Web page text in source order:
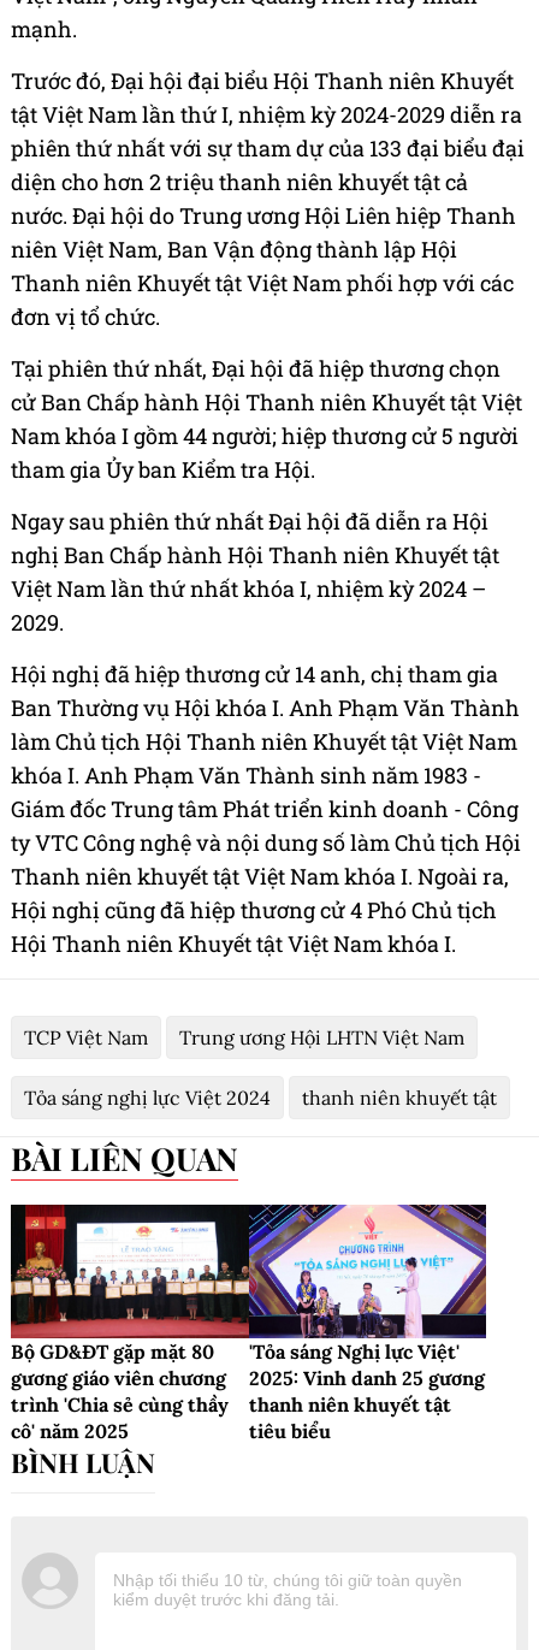
mạnh.
Trước đó, Đại hội đại biểu Hội Thanh niên Khuyết
tật Việt Nam lần thứ I, nhiệm kỳ 2024-2029 diễn ra
phiên thứ nhất với sự tham dự của 133 đại biểu đại
diện cho hơn 2 triệu thanh niên khuyết tật cả
nước. Đại hội do Trung ương Hội Liên hiệp Thanh
niên Việt Nam, Ban Vận động thành lập Hội
Thanh niên Khuyết tật Việt Nam phối hợp với các
đơn vị tổ chức.
Tại phiên thứ nhất, Đại hội đã hiệp thương chọn
cử Ban Chấp hành Hội Thanh niên Khuyết tật Việt
Nam khóa I gồm 44 người; hiệp thương cử 5 người
tham gia Ủy ban Kiểm tra Hội.
Ngay sau phiên thứ nhất Đại hội đã diễn ra Hội
nghị Ban Chấp hành Hội Thanh niên Khuyết tật
Việt Nam lần thứ nhất khóa I, nhiệm kỳ 2024 –
2029.
Hội nghị đã hiệp thương cử 14 anh, chị tham gia
Ban Thường vụ Hội khóa I. Anh Phạm Văn Thành
làm Chủ tịch Hội Thanh niên Khuyết tật Việt Nam
khóa I. Anh Phạm Văn Thành sinh năm 1983 -
Giám đốc Trung tâm Phát triển kinh doanh - Công
ty VTC Công nghệ và nội dung số làm Chủ tịch Hội
Thanh niên khuyết tật Việt Nam khóa I. Ngoài ra,
Hội nghị cũng đã hiệp thương cử 4 Phó Chủ tịch
Hội Thanh niên Khuyết tật Việt Nam khóa I.
TCP Việt Nam Trung ương Hội LHTN Việt Nam
Tỏa sáng nghị lực Việt 2024 thanh niên khuyết tật
BÀI LIÊN QUAN
Bộ GD&ĐT gặp mặt 80
gương giáo viên chương
trình 'Chia sẻ cùng thầy
cô' năm 2025
'Tỏa sáng Nghị lực Việt'
2025: Vinh danh 25 gương
thanh niên khuyết tật
tiêu biểu